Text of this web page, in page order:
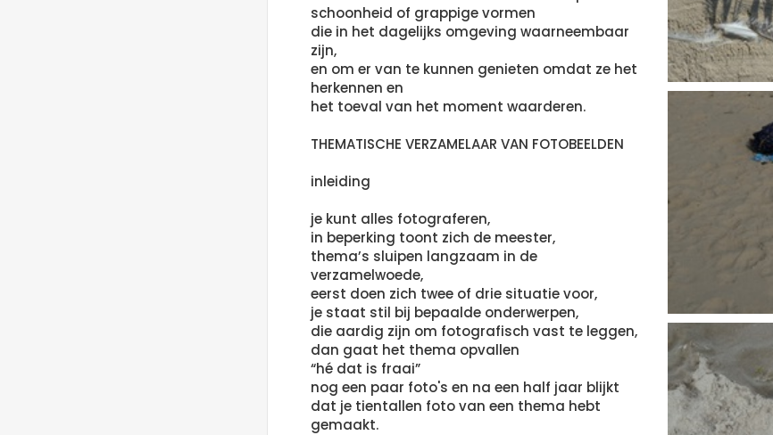
schoonheid of grappige vormen
die in het dagelijks omgeving waarneembaar
zijn,
en om er van te kunnen genieten omdat ze het
herkennen en
het toeval van het moment waarderen.
THEMATISCHE VERZAMELAAR VAN FOTOBEELDEN
inleiding
je kunt alles fotograferen,
in beperking toont zich de meester,
thema’s sluipen langzaam in de
verzamelwoede,
eerst doen zich twee of drie situatie voor,
je staat stil bij bepaalde onderwerpen,
die aardig zijn om fotografisch vast te leggen,
dan gaat het thema opvallen
“hé dat is fraai”
nog een paar foto's en na een half jaar blijkt
dat je tientallen foto van een thema hebt
gemaakt.